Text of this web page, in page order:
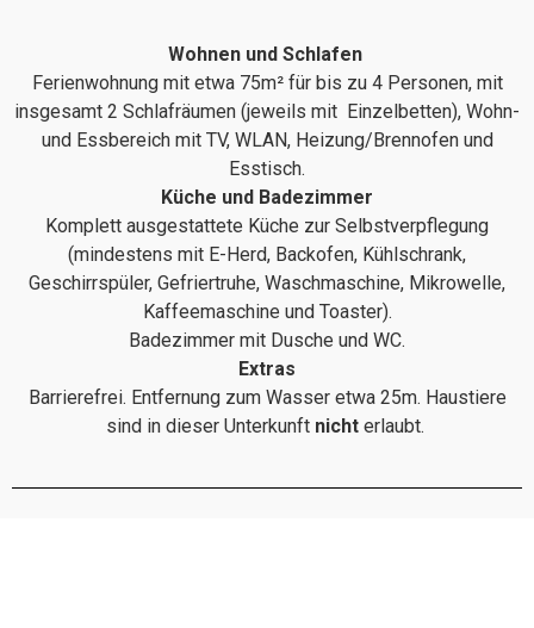
Wohnen und Schlafen
Ferienwohnung mit etwa 75m² für bis zu 4 Personen, mit
insgesamt 2 Schlafräumen (jeweils mit Einzelbetten), Wohn-
und Essbereich mit TV, WLAN, Heizung/Brennofen und
Esstisch.
Küche und Badezimmer
Komplett ausgestattete Küche zur Selbstverpflegung
(mindestens mit E-Herd, Backofen, Kühlschrank,
Geschirrspüler, Gefriertruhe, Waschmaschine, Mikrowelle,
Kaffeemaschine und Toaster).
Badezimmer mit Dusche und WC.
Extras
Barrierefrei. Entfernung zum Wasser etwa 25m. Haustiere
sind in dieser Unterkunft nichterlaubt.